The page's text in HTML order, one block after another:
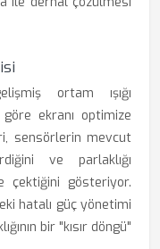
ortam ışığı
ekranı optimize
sensörlerin mevcut
ve parlaklığı
çektiğini gösteriyor.
hatalı güç yönetimi
bir "kısır döngü"